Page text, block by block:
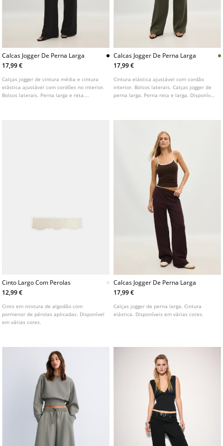
Calcas Jogger De Perna Larga
17,99 €
Calças jogger de cintura média e cintura
elástica ajustável com cordões no interior.
Bolsos laterais. Perna larga e reta.
Calcas Jogger De Perna Larga
17,99 €
Cintura elástica ajustável com cordão
interior. Bolsos laterais. Calças jogger de
perna larga. Perna reta e larga. Disponível
Cinto Largo Com Perolas
12,99 €
Cinto em mistura de algodão com
pormenor de pérolas aplicadas. Disponível
em várias cores.
Calcas Jogger De Perna Larga
17,99 €
Calças jogger de perna larga. Cintura
elástica. Disponíveis em várias cores.